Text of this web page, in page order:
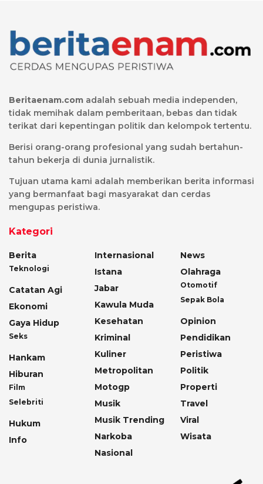
Beritaenam.com adalah sebuah media independen,
tidak memihak dalam pemberitaan, bebas dan tidak
terikat dari kepentingan politik dan kelompok tertentu.
Berisi orang-orang profesional yang sudah bertahun-
tahun bekerja di dunia jurnalistik.
Tujuan utama kami adalah memberikan berita informasi
yang bermanfaat bagi masyarakat dan cerdas
mengupas peristiwa.
Kategori
Berita
Teknologi
Catatan Agi
Ekonomi
Gaya Hidup
Seks
Hankam
Hiburan
Film
Selebriti
Hukum
Info
Internasional
Istana
Jabar
Kawula Muda
Kesehatan
Kriminal
Kuliner
Metropolitan
Motogp
Musik
Musik Trending
Narkoba
Nasional
News
Olahraga
Otomotif
Sepak Bola
Opinion
Pendidikan
Peristiwa
Politik
Properti
Travel
Viral
Wisata